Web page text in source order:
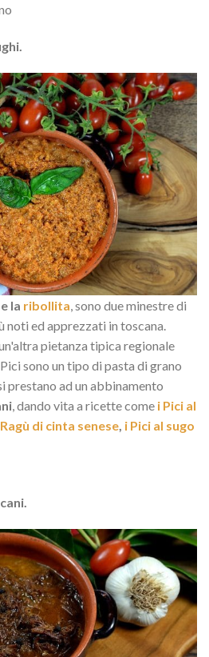
e la ribollita, sono due minestre di
noti ed apprezzati in toscana.
pietanza tipica regionale
Pici sono un tipo di pasta di grano
prestano ad un abbinamento
, dando vita a ricette come i Pici al
di cinta senese, i Pici al sugo